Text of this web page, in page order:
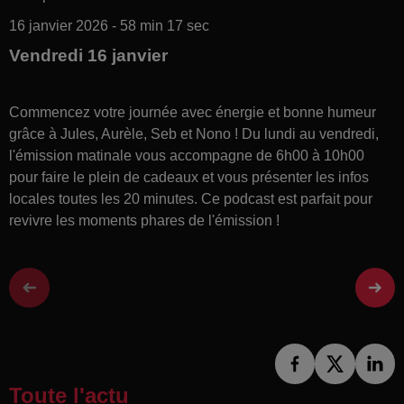
16 janvier 2026 - 58 min 17 sec
Vendredi 16 janvier
Commencez votre journée avec énergie et bonne humeur
grâce à Jules, Aurèle, Seb et Nono ! Du lundi au vendredi,
l'émission matinale vous accompagne de 6h00 à 10h00
pour faire le plein de cadeaux et vous présenter les infos
locales toutes les 20 minutes. Ce podcast est parfait pour
revivre les moments phares de l'émission !
Toute l'actu